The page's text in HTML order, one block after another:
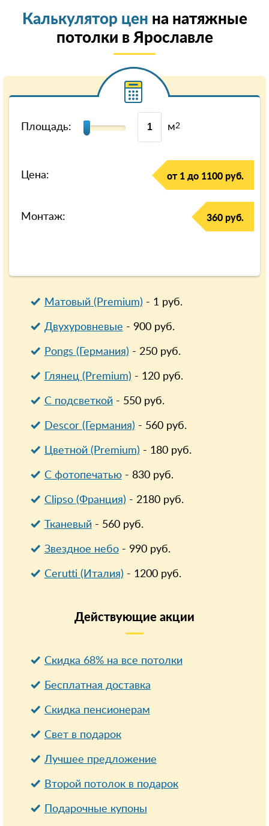
Калькулятор цен на натяжные
потолки в Ярославле
Площадь: м2
Цена: от 1 до 1100 руб.
Монтаж: 360 руб.
Матовый (Premium) - 1руб.
Двухуровневые - 900руб.
Pongs (Германия) - 250руб.
Глянец (Premium) - 120руб.
С подсветкой- 550руб.
Descor (Германия) - 560руб.
Цветной (Premium) - 180руб.
С фотопечатью- 830руб.
Clipso (Франция) - 2180руб.
Тканевый- 560руб.
Звездное небо- 990руб.
Cerutti (Италия) - 1200руб.
Действующие акции
Скидка 68% на все потолки
Бесплатная доставка
Cкидка пенсионерам
Свет в подарок
Лучшее предложение
Второй потолок в подарок
Подарочные купоны